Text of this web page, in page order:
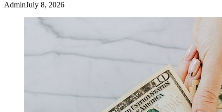
AdminJuly 8, 2026